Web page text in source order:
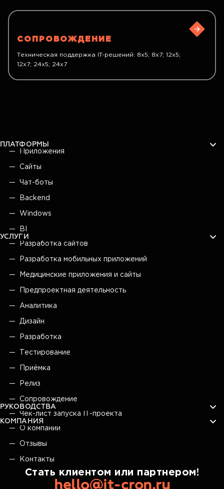
СОПРОВОЖДЕНИЕ
Техническая поддержка IT-решений: 8x5; 8x7; 12x5;
12x7; 24x5; 24x7
ПЛАТФОРМЫ
Приложения
Сайты
Чат-боты
Backend
Windows
BI
УСЛУГИ
Разработка сайтов
Разработка мобильных приложений
Медицинские приложения и сайты
Предпроектная деятельность
Аналитика
Дизайн
Разработка
Тестирование
Приёмка
Релиз
Сопровождение
РУКОВОДСТВА
Чек-лист запуска IT-проекта
КОМПАНИЯ
О компании
Отзывы
Контакты
Стать клиентом или партнером!
hello@it-cron.ru